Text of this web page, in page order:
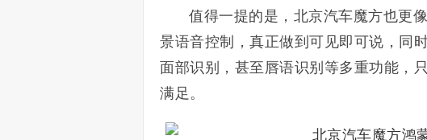
值得一提的是，北京汽车魔方也更
景语音控制，真正做到可见即可说，同
面部识别，甚至唇语识别等多重功能，
满足。